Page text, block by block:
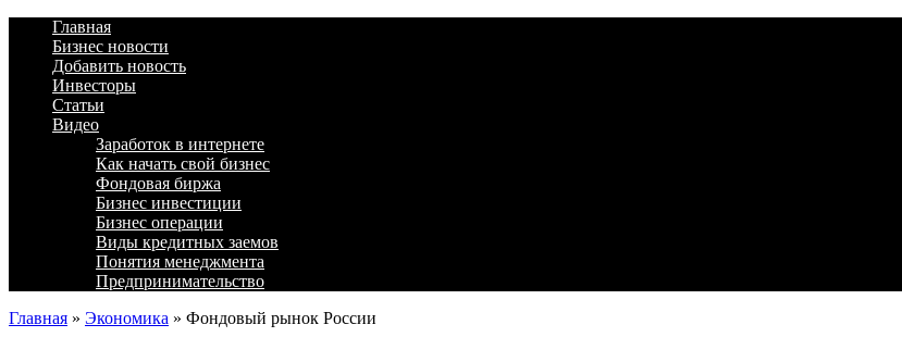
Главная
Бизнес новости
Добавить новость
Инвесторы
Статьи
Видео
Заработок в интернете
Как начать свой бизнес
Фондовая биржа
Бизнес инвестиции
Бизнес операции
Виды кредитных заемов
Понятия менеджмента
Предпринимательство
Главная » Экономика » Фондовый рынок России